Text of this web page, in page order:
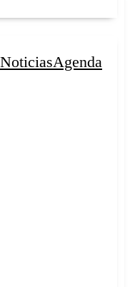
NoticiasAgenda